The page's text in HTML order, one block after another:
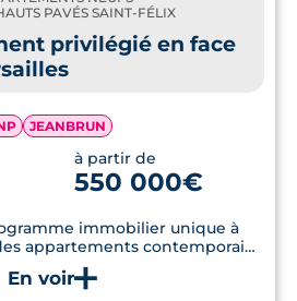
PAVÉS SAINT-FÉLIX
privilégié en face
JEANBRUN
à partir de
550 000€
immobilier unique à
appartements contemporains
accès facile aux commodités
locales.